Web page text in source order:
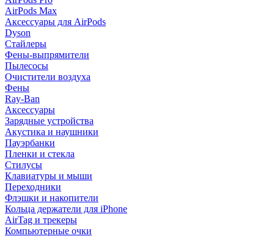
AirPods Max
Аксессуары для AirPods
Dyson
Стайлеры
Фены-выпрямители
Пылесосы
Очистители воздуха
Фены
Ray-Ban
Аксессуары
Зарядные устройства
Акустика и наушники
Пауэрбанки
Пленки и стекла
Стилусы
Клавиатуры и мыши
Переходники
Флэшки и накопители
Кольца держатели для iPhone
AirTag и трекеры
Компьютерные очки